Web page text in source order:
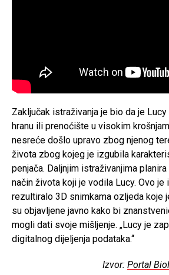
Zaključak istraživanja je bio da je
hranu ili prenoćište u visokim
nesreće došlo upravo zbog njenog
života zbog kojeg je izgubila
penjača. Daljnjim istraživanjima
način života koji je vodila Lucy. Ovo
rezultiralo 3D snimkama ozljeda koje
su objavljene javno kako bi
mogli dati svoje mišljenje. „Lucy je
digitalnog dijeljenja podataka.“
Izvor: Portal